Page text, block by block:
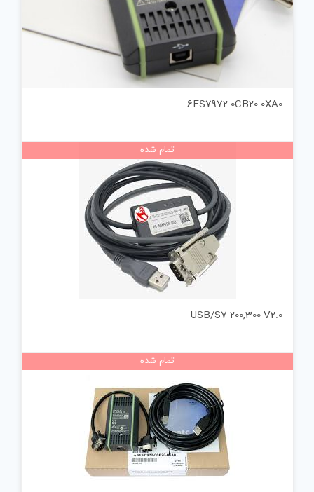
6ES7972-0CB20-0XA0
تمام شده
USB/S7-200,300 V2.0
تمام شده